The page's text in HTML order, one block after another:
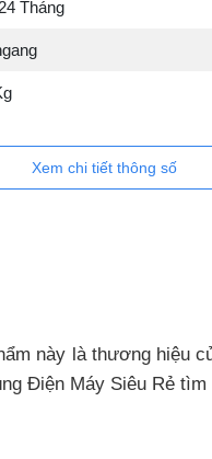
Tháng
Xem chi tiết thông số
này là thương hiệu
Điện Máy Siêu Rẻ